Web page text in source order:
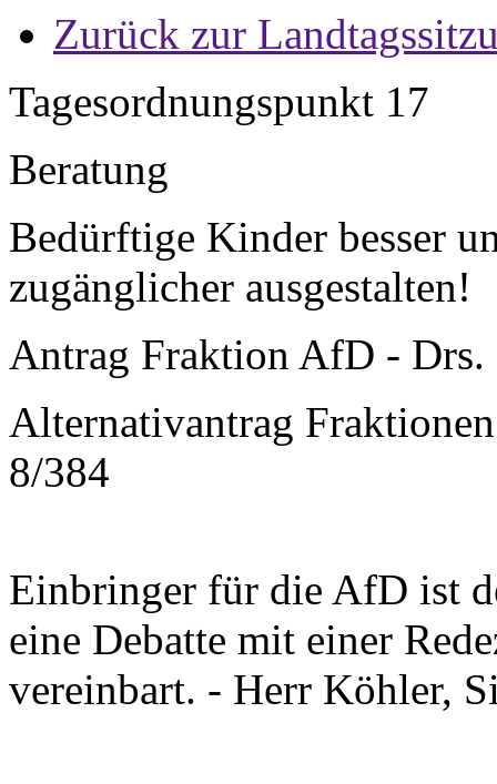
Zurück zur
Tagesordnungspunkt 17
Beratung
Bedürftige Kinder besser
zugänglicher ausgestalten!
Antrag Fraktion AfD - Drs.
Alternativantrag
8/384
Einbringer für die AfD ist
eine Debatte mit einer
vereinbart. - Herr Köhler,